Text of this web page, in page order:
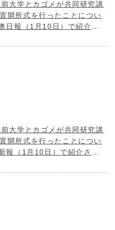
大学とカゴメが共同研究講
開所式を行ったことについ
日報（1月10日）で紹介さ
大学とカゴメが共同研究講
開所式を行ったことについ
報（1月10日）で紹介され